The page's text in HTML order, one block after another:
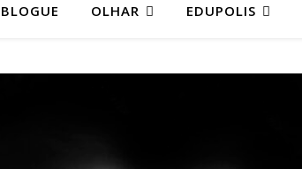
BLOGUE OLHAR EDUPOLIS